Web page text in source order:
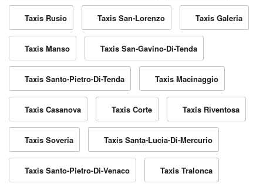
Taxis Rusio Taxis San-Lorenzo Taxis Galeria
Taxis Manso Taxis San-Gavino-Di-Tenda
Taxis Santo-Pietro-Di-Tenda Taxis Macinaggio
Taxis Casanova Taxis Corte Taxis Riventosa
Taxis Soveria Taxis Santa-Lucia-Di-Mercurio
Taxis Santo-Pietro-Di-Venaco Taxis Tralonca